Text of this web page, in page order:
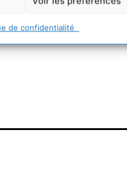
de confidentialité